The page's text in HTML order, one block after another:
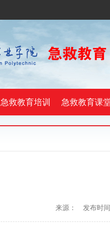
急救教育培训 急救教育课
来源： 发布时